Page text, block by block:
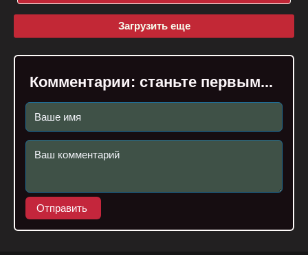
Загрузить еще
Комментарии: станьте первым...
Отправить